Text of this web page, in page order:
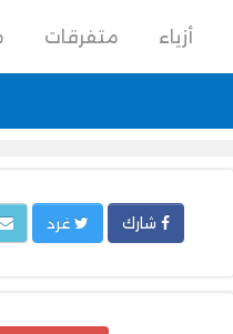
أزياء متفرقات
شارك غرد